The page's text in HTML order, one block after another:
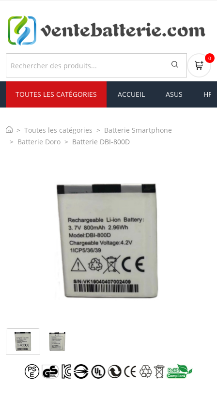
0
TOUTES LES CATÉGORIES ACCUEIL ASUS HP
Toutes les catégories
Batterie Smartphone
Batterie Doro
Batterie DBI-800D